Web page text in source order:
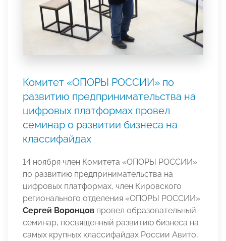
Комитет «ОПОРЫ РОССИИ» по
развитию предпринимательства на
цифровых платформах провел
семинар о развитии бизнеса на
классифайдах
14 ноября член Комитета «ОПОРЫ РОССИИ»
по развитию предпринимательства на
цифровых платформах, член Кировского
регионального отделения «ОПОРЫ РОССИИ»
Сергей Воронцов провел образовательный
семинар, посвященный развитию бизнеса на
самых крупных классифайдах России Авито,